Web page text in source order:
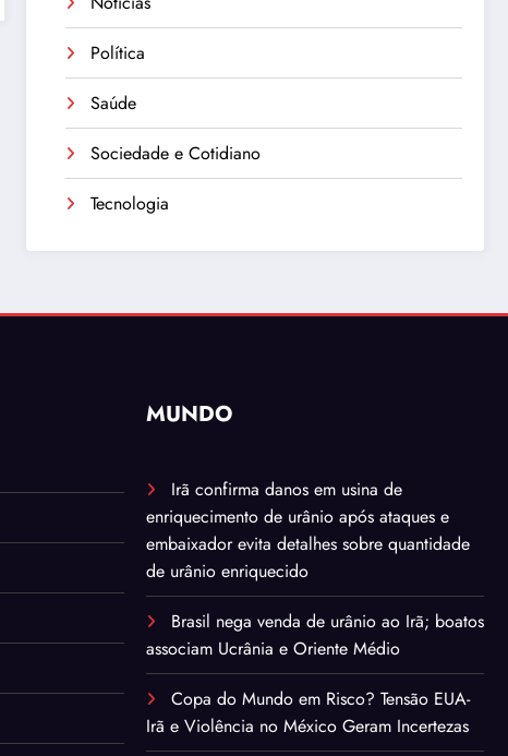
Política
Saúde
Sociedade e Cotidiano
Tecnologia
MUNDO
Irã confirma danos em usina de
enriquecimento de urânio após ataques e
embaixador evita detalhes sobre quantidade
de urânio enriquecido
Brasil nega venda de urânio ao Irã; boatos
associam Ucrânia e Oriente Médio
Copa do Mundo em Risco? Tensão EUA-
Irã e Violência no México Geram Incertezas